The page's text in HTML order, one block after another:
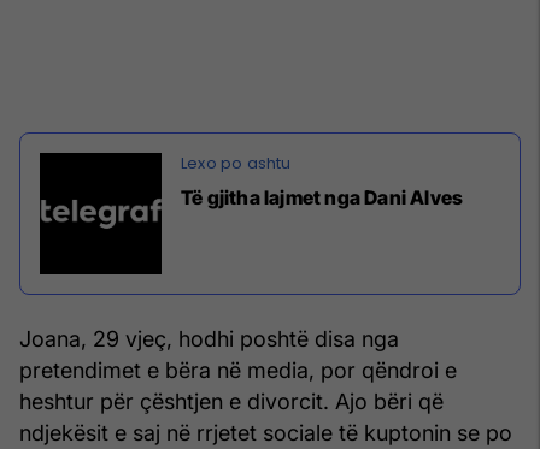
Të gjitha lajmet nga Dani Alves
Joana, 29 vjeç, hodhi poshtë disa nga
pretendimet e bëra në media, por qëndroi e
heshtur për çështjen e divorcit. Ajo bëri që
ndjekësit e saj në rrjetet sociale të kuptonin se po